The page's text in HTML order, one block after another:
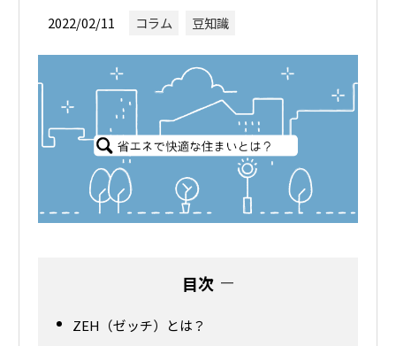
2022/02/11 コラム 豆知識
目次
ZEH（ゼッチ）とは？